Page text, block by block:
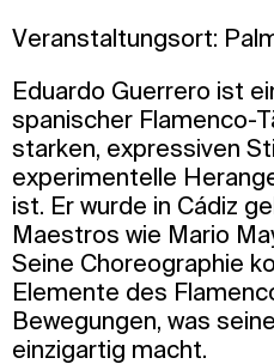
Veranstaltungsort:
Eduardo Guerrero ist
spanischer Flamenco-
starken, expressiven
experimentelle
ist. Er wurde in Cádiz
Maestros wie Mario
Seine Choreographie
Elemente des
Bewegungen, was
einzigartig macht.